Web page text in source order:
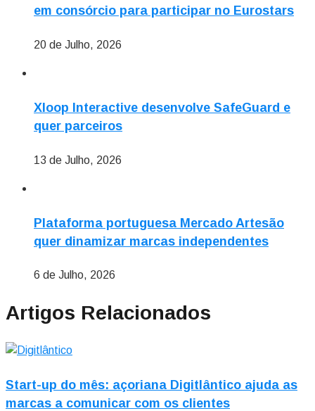
em consórcio para participar no Eurostars
20 de Julho, 2026
Xloop Interactive desenvolve SafeGuard e
quer parceiros
13 de Julho, 2026
Plataforma portuguesa Mercado Artesão
quer dinamizar marcas independentes
6 de Julho, 2026
Artigos Relacionados
Start-up do mês: açoriana Digitlântico ajuda as
marcas a comunicar com os clientes